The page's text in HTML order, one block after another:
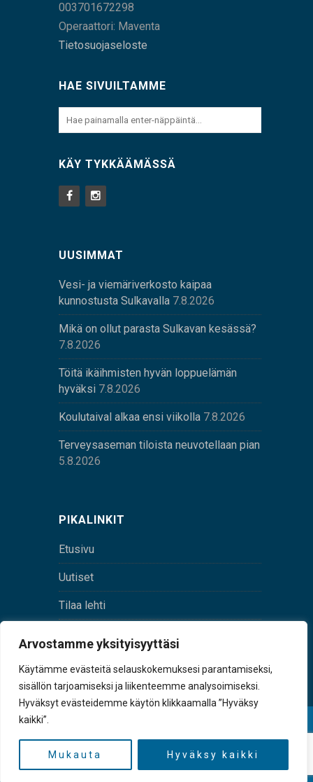
Arvostamme yksityisyyttäsi
Käytämme evästeitä selauskokemuksesi parantamiseksi,
sisällön tarjoamiseksi ja liikenteemme analysoimiseksi.
Hyväksyt evästeidemme käytön klikkaamalla ”Hyväksy
kaikki”.
Mukauta Hyväksy kaikki
003701672298
Operaattori: Maventa
Tietosuojaseloste
HAE SIVUILTAMME
KÄY TYKKÄÄMÄSSÄ
UUSIMMAT
Vesi- ja viemäriverkosto kaipaa
kunnostusta Sulkavalla 7.8.2026
Mikä on ollut parasta Sulkavan kesässä?
7.8.2026
Töitä ikäihmisten hyvän loppuelämän
hyväksi 7.8.2026
Koulutaival alkaa ensi viikolla 7.8.2026
Terveysaseman tiloista neuvotellaan pian
5.8.2026
PIKALINKIT
Etusivu
Uutiset
Tilaa lehti
tunnus 0167229-8
TAKAISIN YLÖS